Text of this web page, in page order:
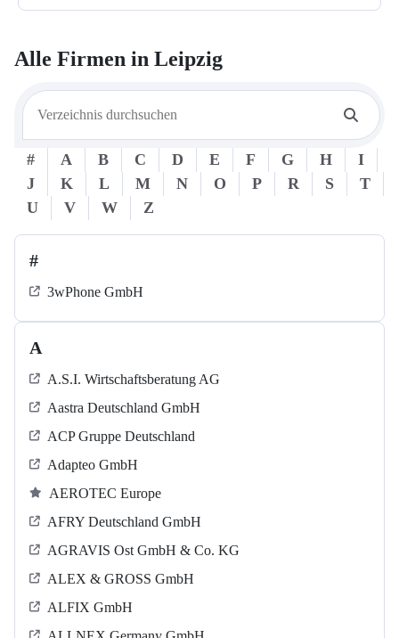
Alle Firmen in Leipzig
# A B C D E F G H
I
J
K L M N O P R S
T
U
V W Z
#
3wPhone GmbH
A
A.S.I. Wirtschaftsberatung AG
Aastra Deutschland GmbH
ACP Gruppe Deutschland
Adapteo GmbH
AEROTEC Europe
AFRY Deutschland GmbH
AGRAVIS Ost GmbH & Co. KG
ALEX & GROSS GmbH
ALFIX GmbH